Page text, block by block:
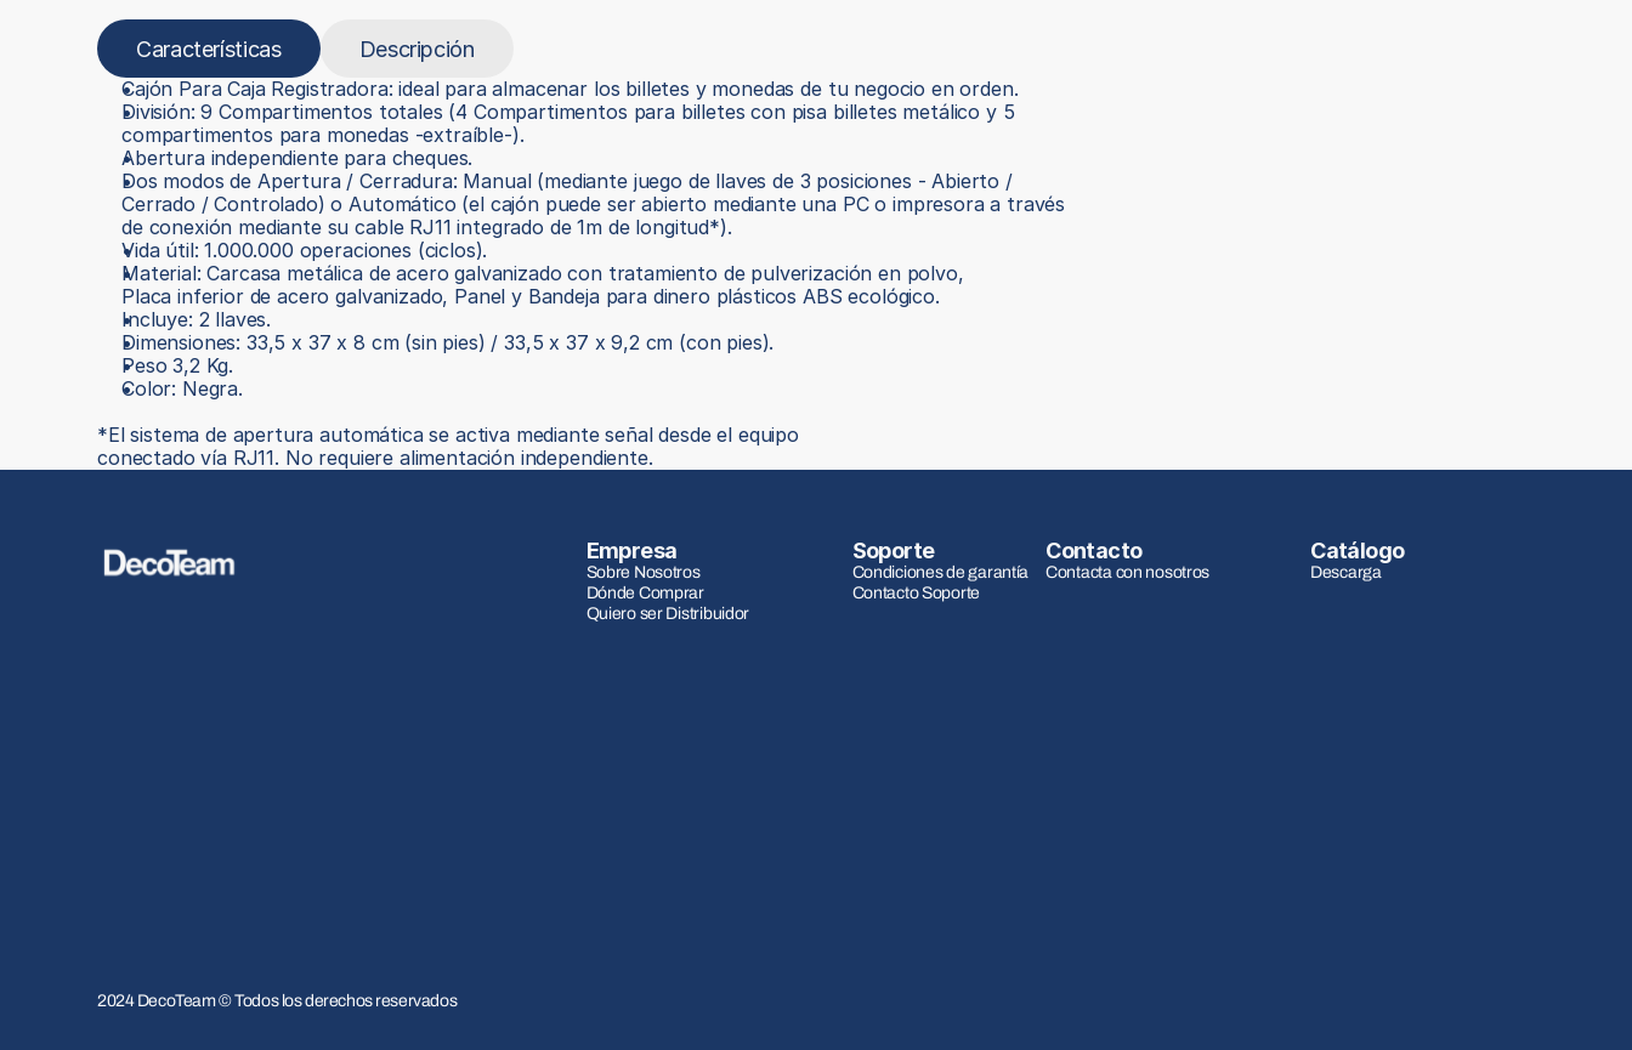
Características Descripción
Cajón Para Caja Registradora: ideal para almacenar los billetes y monedas de tu negocio en orden.
División: 9 Compartimentos totales (4 Compartimentos para billetes con pisa billetes metálico y 5
compartimentos para monedas -extraíble-).
Abertura independiente para cheques.
Dos modos de Apertura / Cerradura: Manual (mediante juego de llaves de 3 posiciones - Abierto /
Cerrado / Controlado) o Automático (el cajón puede ser abierto mediante una PC o impresora a través
de conexión mediante su cable RJ11 integrado de 1m de longitud*).
Vida útil: 1.000.000 operaciones (ciclos).
Material: Carcasa metálica de acero galvanizado con tratamiento de pulverización en polvo,
Placa inferior de acero galvanizado, Panel y Bandeja para dinero plásticos ABS ecológico.
Incluye: 2 llaves.
Dimensiones: 33,5 x 37 x 8 cm (sin pies) / 33,5 x 37 x 9,2 cm (con pies).
Peso 3,2 Kg.
Color: Negra.
*El sistema de apertura automática se activa mediante señal desde el equipo
conectado vía RJ11. No requiere alimentación independiente.
Empresa
Sobre Nosotros
Dónde Comprar
Quiero ser Distribuidor
Soporte
Condiciones de garantía
Contacto Soporte
Contacto
Contacta con nosotros
Catálogo
Descarga
2024 DecoTeam © Todos los derechos reservados